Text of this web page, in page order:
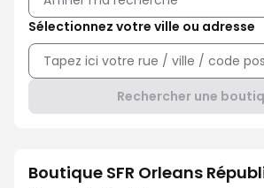
Sélectionnez votre ville ou adresse
Rechercher une
Boutique SFR Orleans